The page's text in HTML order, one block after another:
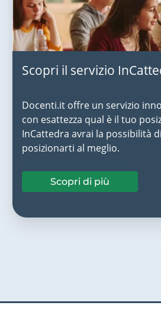
Scopri il servizio
Docenti.it offre un servizio
con esattezza qual è il tuo
InCattedra avrai la possibilità
posizionarti al meglio.
Scopri di più